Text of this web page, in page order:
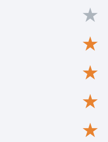
★
★
★
★
★